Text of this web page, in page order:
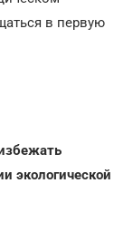
в первую
экологической